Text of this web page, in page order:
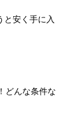
と安く手に入
どんな条件な